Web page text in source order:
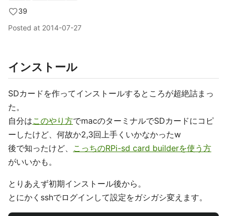
39
Posted at 2014-07-27
インストール
SDカードを作ってインストールするところが超絶詰まっ
た。
自分はこのやり方でmacのターミナルでSDカードにコピ
ーしたけど、何故か2,3回上手くいかなかったw
後で知ったけど、 こっちのRPi-sd card builderを使う方
がいいかも。
とりあえず初期インストール後から。
とにかくsshでログインして設定をガシガシ変えます。